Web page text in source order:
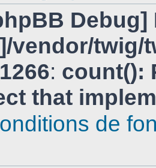
Debug]
vendor/
1266: count():
that
de